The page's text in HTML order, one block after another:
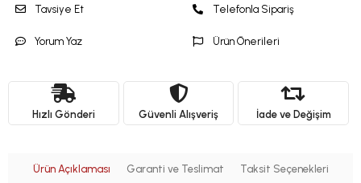
Tavsiye Et
Yorum Yaz
Telefonla Sipariş
Ürün Önerileri
Hızlı Gönderi Güvenli Alışveriş İade ve Değişim
Ürün Açıklaması Garanti ve Teslimat Taksit Seçenekleri